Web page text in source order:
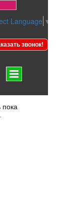
Language ▼
звонок!